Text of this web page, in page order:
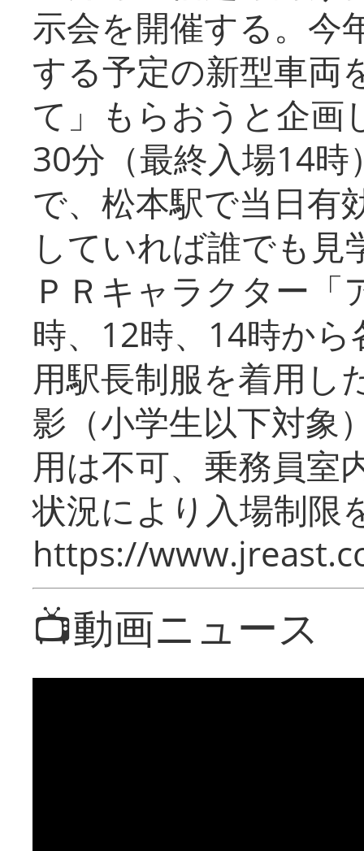
示会を開催する。今
する予定の新型車両
て」もらおうと企画
30分（最終入場14
で、松本駅で当日有
していれば誰でも
ＰＲキャラクター
時、12時、14時か
用駅長制服を着用し
影（小学生以下対象
用は不可、乗務員室
状況により入場制限
https://
📺動画ニュース